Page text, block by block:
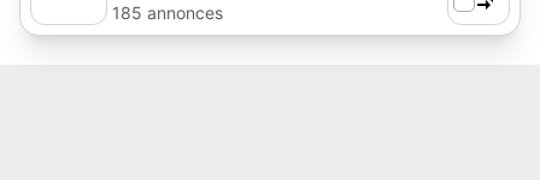
VALLEE
185 annonces